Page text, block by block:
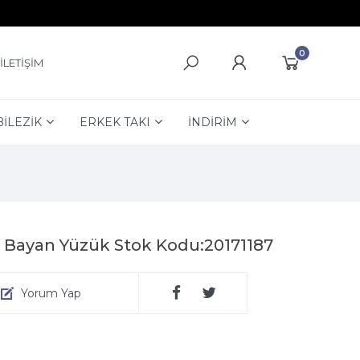
İLETİŞİM
0
ERKEK TAKI İNDİRİM
Yüzük Stok Kodu:20171187
Yorum Yap